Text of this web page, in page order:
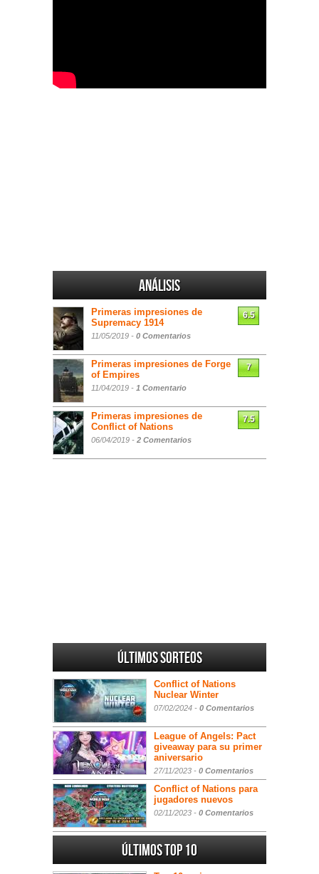
Análisis
Primeras impresiones de
Supremacy 1914
11/05/2019 - 0 Comentarios
6.5
Primeras impresiones de Forge
of Empires
11/04/2019 - 1 Comentario
7
Primeras impresiones de
Conflict of Nations
06/04/2019 - 2 Comentarios
7.5
Últimos sorteos
Conflict of Nations
Nuclear Winter
07/02/2024 - 0 Comentarios
League of Angels: Pact
giveaway para su primer
aniversario
27/11/2023 - 0 Comentarios
Conflict of Nations para
jugadores nuevos
02/11/2023 - 0 Comentarios
Últimos Top 10